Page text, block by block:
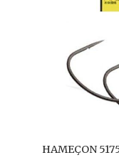
HAMEÇON